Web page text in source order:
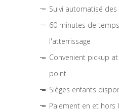
Suivi automatisé des
60 minutes de
l'atterrissage
Convenient pickup
point
Sièges enfants
Paiement en et hors